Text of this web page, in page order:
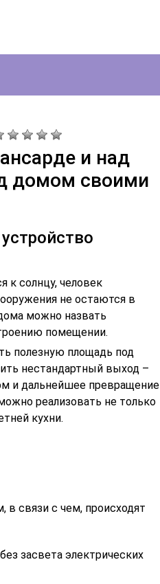
и над
домом своими
к солнцу, человек
не остаются в
можно назвать
помещении.
полезную площадь под
нестандартный выход –
и дальнейшее превращение
реализовать не только
кухни.
связи с чем, происходят
засвета электрических